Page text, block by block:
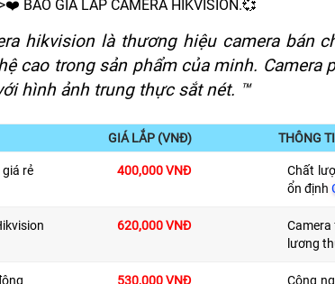
BÁO GIÁ LẮP CAMERA HIKVISION.💞
hikvision là thương hiệu camera bán
cao trong sản phẩm của minh.
hình ảnh trung thực sắt nét. ™️
GIÁ LẮP (VNĐ) THÔNG
rẻ 400,000 VNĐ
Chất
ổn định
620,000 VNĐ
Camera
lương
530,000 VNĐ
Công